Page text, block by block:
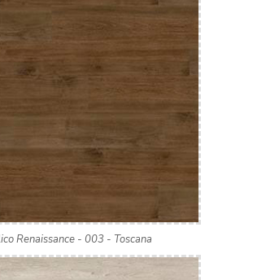
Renaissance - 003 - Toscana